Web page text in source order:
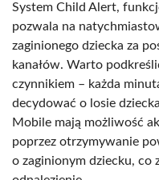
System Child Alert,
pozwala na
zaginionego dziecka za
kanałów. Warto
czynnikiem – każda
decydować o losie
Mobile mają możliwość
poprzez otrzymywanie
o zaginionym dziecku, co